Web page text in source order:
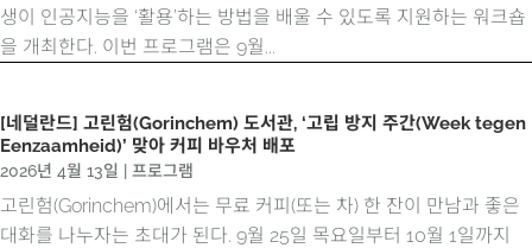
생이 인공지능을 ‘활용’하는 방법을 배울 수 있도록 지원하는 워크숍
을 개최한다. 이번 프로그램은 9월...
[네덜란드] 고린험(Gorinchem) 도서관, ‘고립 방지 주간(Week tegen
Eenzaamheid)’ 맞아 커피 바우처 배포
2026년 4월 13일 프로그램
고린험(Gorinchem)에서는 무료 커피(또는 차) 한 잔이 만남과 좋은
대화를 나누자는 초대가 된다. 9월 25일 목요일부터 10월 1일까지